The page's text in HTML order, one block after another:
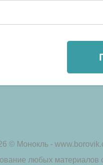
© Монокль -
любых материалов